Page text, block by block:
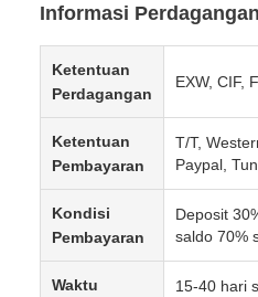
Informasi Perdagangan
Ketentuan
Perdagangan
EXW, CIF,
Ketentuan
Pembayaran
T/T,
Paypal,
Kondisi
Pembayaran
Deposit
saldo 70%
Waktu
15-40 hari